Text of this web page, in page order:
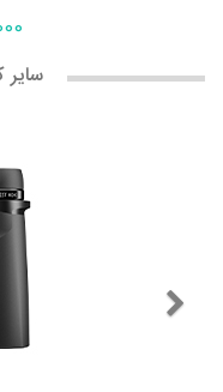
سایر